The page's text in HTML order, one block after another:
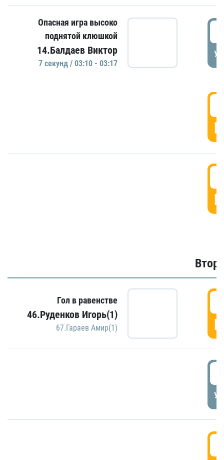
Опасная игра высоко
поднятой клюшкой
14.Балдаев Виктор
7 секунд / 03:10 - 03:17
Гол в равенстве
46.Руденков Игорь(1)
67.Гараев Амир(1)